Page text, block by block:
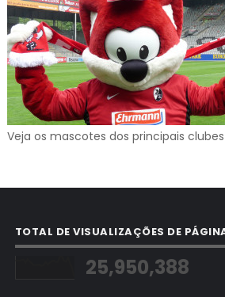
Veja os mascotes dos principais
TOTAL DE VISUALIZAÇÕES DE
25,950,388